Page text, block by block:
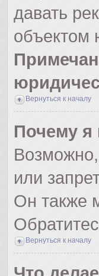
давать
объектом
Вернуться к началу
Почему я
или
Он также
Вернуться к началу